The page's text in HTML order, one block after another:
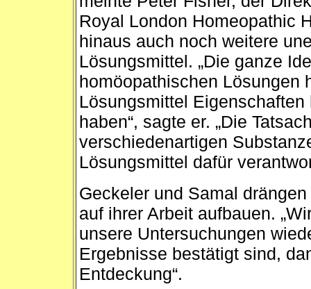
Royal London Homeopathic
hinaus auch noch weitere
Lösungsmittel. „Die ganze
homöopathischen Lösungen
Lösungsmittel
haben“, sagte er. „Die
verschiedenartigen
Lösungsmittel dafür
Geckeler und Samal
auf ihrer Arbeit aufbauen.
unsere Untersuchungen
Ergebnisse bestätigt sind,
Entdeckung“.